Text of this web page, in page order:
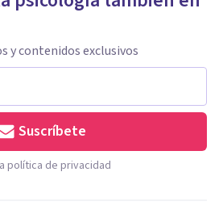
y contenidos exclusivos
Suscríbete
política de privacidad